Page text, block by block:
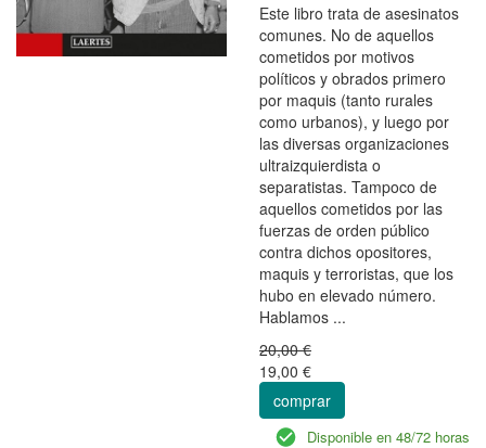
Este libro trata de asesinatos
comunes. No de aquellos
cometidos por motivos
políticos y obrados primero
por maquis (tanto rurales
como urbanos), y luego por
las diversas organizaciones
ultraizquierdista o
separatistas. Tampoco de
aquellos cometidos por las
fuerzas de orden público
contra dichos opositores,
maquis y terroristas, que los
hubo en elevado número.
Hablamos ...
20,00 €
19,00 €
comprar
Disponible en 48/72 horas